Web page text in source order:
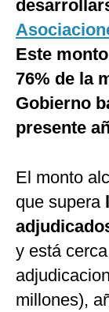
Este
76% de la
Gobierno
presente
El monto
que supera
y está
millones),